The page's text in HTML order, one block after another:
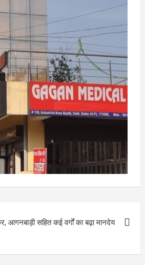
आगनबाड़ी सहित कई वर्गों का बढ़ा मानदेय